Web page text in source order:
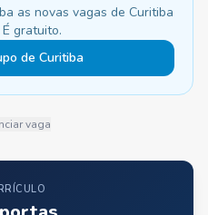
as novas vagas de Curitiba
gratuito.
de Curitiba
vaga